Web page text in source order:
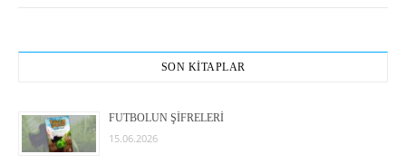
SON KİTAPLAR
FUTBOLUN ŞİFRELERİ
15.06.2026